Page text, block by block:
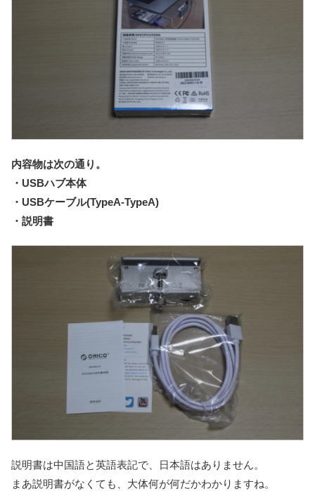
内容物は次の通り。
・USBハブ本体
・USBケーブル(TypeA-TypeA)
・説明書
説明書は中国語と英語表記で、日本語はありません。
まあ説明書がなくても、大体何が何だかわかりますね。